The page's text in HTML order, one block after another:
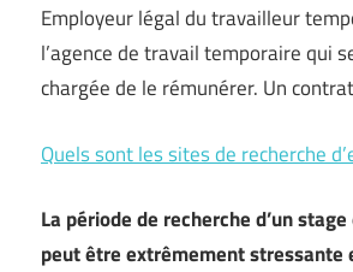
Employeur légal du travailleur
l’agence de travail temporaire qui
chargée de le rémunérer. Un
Quels sont les sites de recherche
La période de recherche d’un
peut être extrêmement stressante